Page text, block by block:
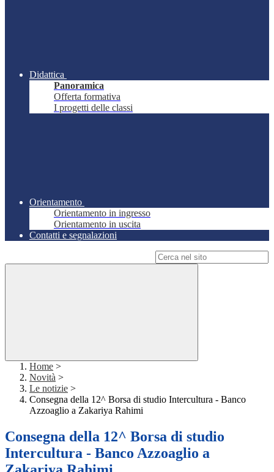
Didattica
Panoramica
Offerta formativa
I progetti delle classi
Orientamento
Orientamento in ingresso
Orientamento in uscita
Contatti e segnalazioni
Home >
Novità >
Le notizie >
Consegna della 12^ Borsa di studio Intercultura - Banco
Azzoaglio a Zakariya Rahimi
Consegna della 12^ Borsa di studio
Intercultura - Banco Azzoaglio a